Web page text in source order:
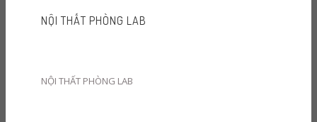
NỘI THẤT PHÒNG LAB
NỘI THẤT PHÒNG LAB